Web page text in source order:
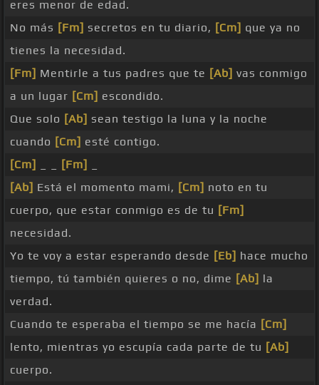
eres menor de edad.
No más [Fm] secretos en tu diario, [Cm] que ya no
tienes la necesidad.
[Fm] Mentirle a tus padres que te [Ab] vas conmigo
a un lugar [Cm] escondido.
Que solo [Ab] sean testigo la luna y la noche
cuando [Cm] esté contigo.
[Cm]
[Fm]
[Ab] Está el momento mami, [Cm] noto en tu
cuerpo, que estar conmigo es de tu [Fm]
necesidad.
Yo te voy a estar esperando desde [Eb] hace mucho
tiempo, tú también quieres o no, dime [Ab] la
verdad.
Cuando te esperaba el tiempo se me hacía [Cm]
lento, mientras yo escupía cada parte de tu [Ab]
cuerpo.